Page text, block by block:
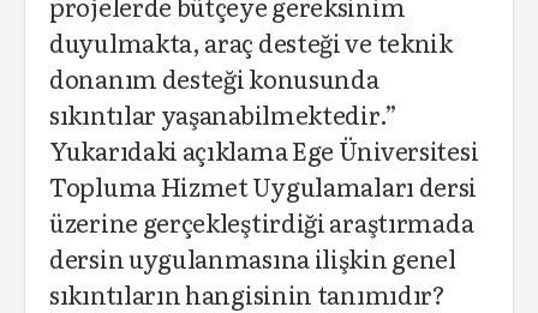
duyulmakta, araç desteği ve teknik
donanım desteği konusunda
sıkıntılar yaşanabilmektedir.”
Yukarıdaki açıklama Ege Üniversitesi
Topluma Hizmet Uygulamaları dersi
üzerine gerçekleştirdiği araştırmada
dersin uygulanmasına ilişkin genel
sıkıntıların hangisinin tanımıdır?